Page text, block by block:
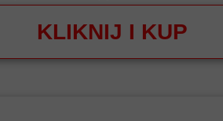
KLIKNIJ I KUP